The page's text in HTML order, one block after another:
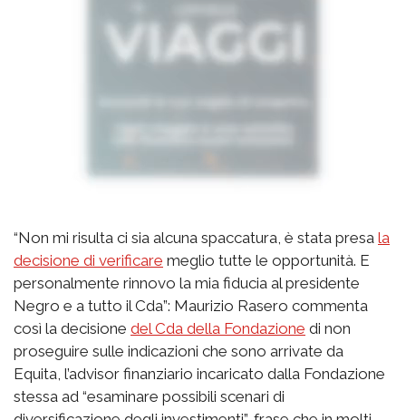
“Non mi risulta ci sia alcuna spaccatura, è stata presa la
decisione di verificare meglio tutte le opportunità. E
personalmente rinnovo la mia fiducia al presidente
Negro e a tutto il Cda”: Maurizio Rasero commenta
così la decisione del Cda della Fondazione di non
proseguire sulle indicazioni che sono arrivate da
Equita, l’advisor finanziario incaricato dalla Fondazione
stessa ad “esaminare possibili scenari di